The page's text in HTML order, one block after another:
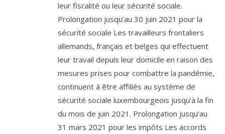
leur fiscalité ou leur sécurité sociale.
Prolongation jusqu’au 30 juin 2021 pour la
sécurité sociale Les travailleurs frontaliers
allemands, français et belges qui effectuent
leur travail depuis leur domicile en raison des
mesures prises pour combattre la pandémie,
continuent à être affiliés au système de
sécurité sociale luxembourgeois jusqu’à la fin
du mois de juin 2021. Prolongation jusqu’au
31 mars 2021 pour les impôts Les accords